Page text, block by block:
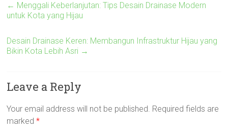
← Menggali Keberlanjutan: Tips Desain Drainase Modern
untuk Kota yang Hijau
Desain Drainase Keren: Membangun Infrastruktur Hijau yang
Bikin Kota Lebih Asri →
Leave a Reply
Your email address will not be published. Required fields are
marked*